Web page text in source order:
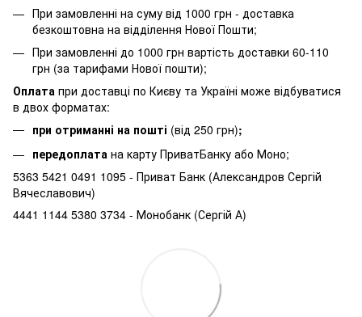
При замовленні на суму від 1000 грн - доставка
безкоштовна на відділення Нової Пошти;
При замовленні до 1000 грн вартість доставки 60-110
грн (за тарифами Нової пошти);
Оплата при доставці по Києву та Україні може відбуватися
в двох форматах:
при отриманні на пошті (від 250 грн);
передоплата на карту ПриватБанку або Моно;
5363 5421 0491 1095 - Приват Банк (Александров Сергій
Вячеславович)
4441 1144 5380 3734 - Монобанк (Сергій А)